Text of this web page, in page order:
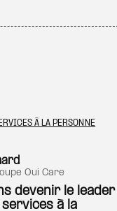
sélection
À LA PERSONNE
Oui Care
devenir le leader
à la